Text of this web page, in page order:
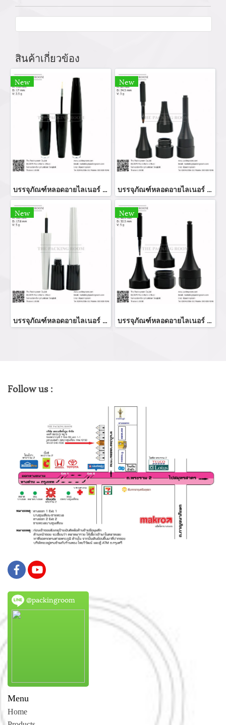
สินค้าเกี่ยวข้อง
New
บรรจุภัณฑ์หลอดอายไลเนอร์ แท่งอายไลเนอร์ อายลายเนอร์ eyeliner bottler ขวดอายไลเนอร์ จำหน่ายบรรจุภัณฑ์เครื่องสำอางทุกประเภท
New
บรรจุภัณฑ์หลอดอายไลเนอร์ eyeliner bottle จำหน่ายบรรจุภัณฑ์เครื่องสำอางทุกประเภท
New
บรรจุภัณฑ์หลอดอายไลเนอร์ แท่งอายไลเนอร์ อายลายเนอร์ eyeliner bottler ขวดอายไลเนอร์ จำหน่ายบรรจุภัณฑ์เครื่องสำอางทุกประเภท
New
บรรจุภัณฑ์หลอดอายไลเนอร์ eyeliner bottle จำหน่ายบรรจุภัณฑ์เครื่องสำอางทุกประเภท
Follow us :
@packingroom
Menu
Home